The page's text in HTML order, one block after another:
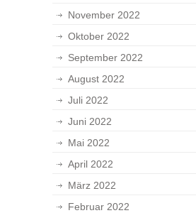
November 2022
Oktober 2022
September 2022
August 2022
Juli 2022
Juni 2022
Mai 2022
April 2022
März 2022
Februar 2022